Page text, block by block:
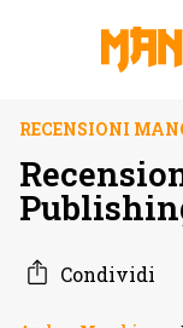
RECENSIONI
Condividi